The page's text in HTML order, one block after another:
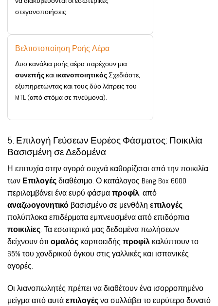
στεγανοποιήσεις.
Βελτιστοποίηση Ροής Αέρα
Δυο κανάλια ροής αέρα παρέχουν μια
συνεπής και ικανοποιητικόςΣχεδιάστε,
εξυπηρετώντας και τους δύο λάτρεις του
MTL (από στόμα σε πνεύμονα).
5. Επιλογή Γεύσεων Ευρέος Φάσματος: Ποικιλία
Βασισμένη σε Δεδομένα
Η επιτυχία στην αγορά συχνά καθορίζεται από την ποικιλία
των Επιλογέςδιαθέσιμο. Ο κατάλογος Bang Box 6000
περιλαμβάνει ένα ευρύ φάσμαπροφίλ, από
αναζωογονητικό βασισμένο σε μενθόλη επιλογές
πολύπλοκα επιδέρματα εμπνευσμένα από επιδόρπια
ποικιλίες. Τα εσωτερικά μας δεδομένα πωλήσεων
δείχνουν ότι ομαλός καρποειδής προφίλ καλύπτουν το
65% του χονδρικού όγκου στις γαλλικές και ισπανικές
αγορές.
Οι λιανοπωλητές πρέπει να διαθέτουν ένα ισορροπημένο
μείγμα από αυτάεπιλογέςνα συλλάβει το ευρύτερο δυνατό